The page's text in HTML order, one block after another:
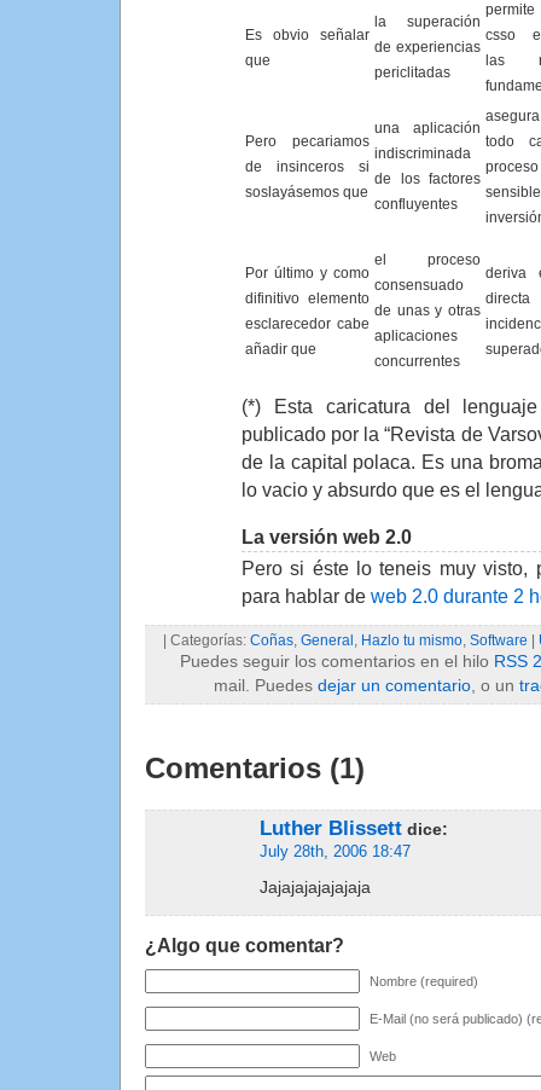
Es obvio señalar
que
la superación
de experiencias
periclitadas
permite
csso
las
Pero pecariamos
de insinceros si
soslayásemos que
una aplicación
indiscriminada
de los factores
confluyentes
todo
Por último y como
difinitivo elemento
esclarecedor cabe
añadir que
el proceso
consensuado
de unas y otras
aplicaciones
concurrentes
deriva
directa
(*) Esta caricatura del
publicado por la “Revista de
de la capital polaca. Es una
lo vacio y absurdo que es el
La versión web 2.0
Pero si éste lo teneis muy visto,
para hablar de web 2.0 durante 2
| Categorías: Coñas, General , Hazlo tu mismo, Software
Puedes seguir los comentarios en el hilo RSS
mail. Puedes dejar un comentario, o un
Comentarios (1)
Luther Blissett dice:
July 28th, 2006 18:47
Jajajajajajajaja
¿Algo que comentar?
Nombre (required)
E-Mail (no será publicado)
Web